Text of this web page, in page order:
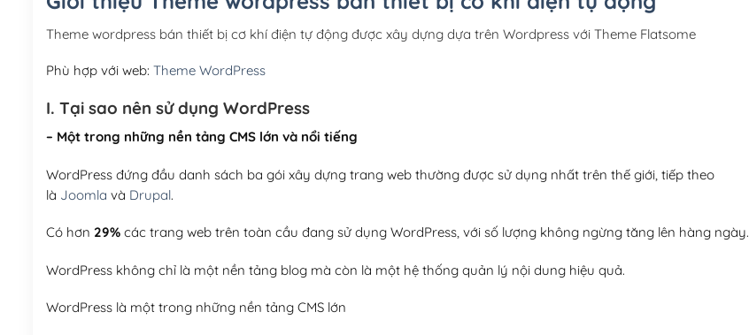
Theme wordpress bán thiết bị cơ khí điện tự động được xây dựng dựa trên Wordpress với Theme Flatsome
Phù hợp với web: Theme WordPress
I. Tại sao nên sử dụng WordPress
– Một trong những nền tảng CMS lớn và nổi tiếng
WordPress đứng đầu danh sách ba gói xây dựng trang web thường được sử dụng nhất trên thế giới, tiếp theo
là Joomla và Drupal.
Có hơn 29%các trang web trên toàn cầu đang sử dụng WordPress, với số lượng không ngừng tăng lên hàng ngày.
WordPress không chỉ là một nền tảng blog mà còn là một hệ thống quản lý nội dung hiệu quả.
WordPress là một trong những nền tảng CMS lớn